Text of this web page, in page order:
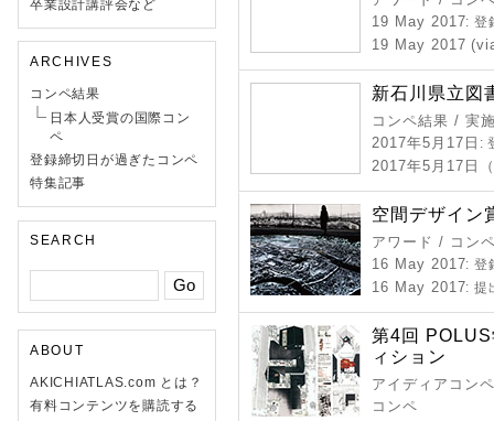
卒業設計講評会など
ARCHIVES
コンペ結果
日本人受賞の国際コン
ペ
登録締切日が過ぎたコンペ
特集記事
SEARCH
ABOUT
AKICHIATLAS.com とは？
有料コンテンツを購読する
19 May 2017: 登
19 May 2017
新石川県立図
コンペ結果 / 実
2017年5月17日 :
2017年5月17日
空間デザイン
アワード / コン
16 May 2017: 登
16 May 2017: 提
第4回
ィション
アイディアコン
コンペ